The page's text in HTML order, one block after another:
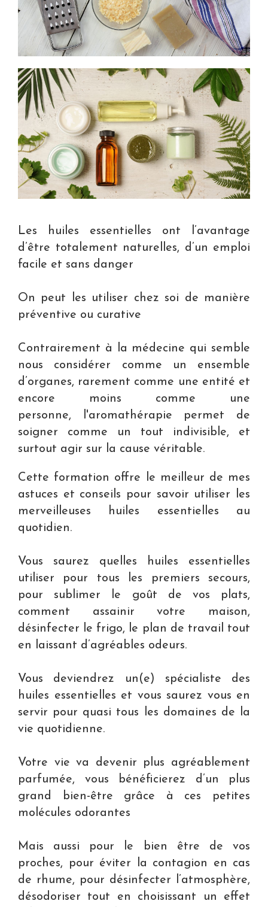
Les huiles essentielles ont l’avantage
d’être totalement naturelles, d’un emploi
facile et sans danger
On peut les utiliser chez soi de manière
préventive ou curative
Contrairement à la médecine qui semble
nous considérer comme un ensemble
d’organes, rarement comme une entité et
encore moins comme une
personne, l'aromathérapie permet de
soigner comme un tout indivisible, et
surtout agir sur la cause véritable.
Cette formation offre le meilleur de mes
astuces et conseils pour savoir utiliser les
merveilleuses huiles essentielles au
quotidien.
Vous saurez quelles huiles essentielles
utiliser pour tous les premiers secours,
pour sublimer le goût de vos plats,
comment assainir votre maison,
désinfecter le frigo, le plan de travail tout
en laissant d’agréables odeurs.
Vous deviendrez un(e) spécialiste des
huiles essentielles et vous saurez vous en
servir pour quasi tous les domaines de la
vie quotidienne.
Votre vie va devenir plus agréablement
parfumée, vous bénéficierez d’un plus
grand bien-être grâce à ces petites
molécules odorantes
Mais aussi pour le bien être de vos
proches, pour éviter la contagion en cas
de rhume, pour désinfecter l’atmosphère,
désodoriser tout en choisissant un effet